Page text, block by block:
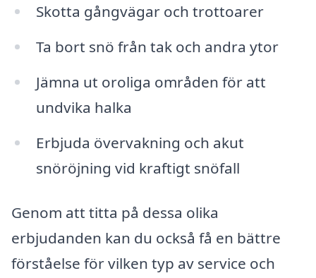
Skotta gångvägar och trottoarer
Ta bort snö från tak och andra ytor
Jämna ut oroliga områden för att
undvika halka
Erbjuda övervakning och akut
snöröjning vid kraftigt snöfall
Genom att titta på dessa olika
erbjudanden kan du också få en bättre
förståelse för vilken typ av service och